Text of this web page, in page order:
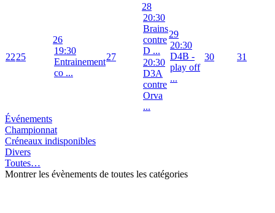
2225
26
19:30
Entrainement
co ...
27
28
20:30
Brains
contre
D ...
20:30
D3A
contre
Orva
...
29
20:30
D4B -
play off
...
30 31
Événements
Championnat
Créneaux indisponibles
Divers
Toutes…
Montrer les évènements de toutes les catégories